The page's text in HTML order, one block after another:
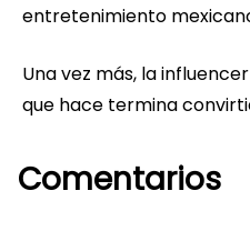
entretenimiento
Una vez más, la
que hace termina
Comentarios